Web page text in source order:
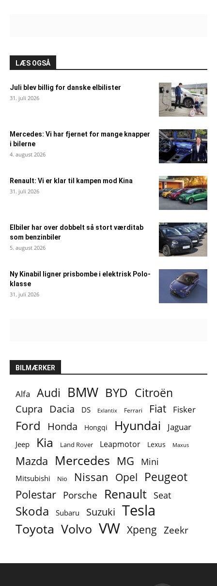
LÆS OGSÅ
Juli blev billig for danske elbilister
31. juli 2026
Mercedes: Vi har fjernet for mange knapper
i bilerne
4. august 2026
Renault: Vi er klar til kampen mod Kina
31. juli 2026
Elbiler har over dobbelt så stort værditab
som benzinbiler
5. august 2026
Ny Kinabil ligner prisbombe i elektrisk Polo-
klasse
31. juli 2026
BILMÆRKER
Alfa Audi BMW BYD Citroën
Cupra Dacia DS Exlantix Ferrari Fiat Fisker
Ford Honda Hongqi Hyundai Jaguar
Jeep Kia Land Rover Leapmotor Lexus Maxus
Mazda Mercedes MG Mini
Mitsubishi Nio Nissan Opel Peugeot
Polestar Porsche Renault Seat
Skoda Subaru Suzuki Tesla
Toyota Volvo VW Xpeng Zeekr